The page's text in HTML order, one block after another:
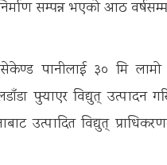
सम्पन्न भएको आठ वर्षसम्म
पानीलाई ३० मि
पुर्‍याएर विद्युत् उत्पादन
उत्पादित विद्युत्